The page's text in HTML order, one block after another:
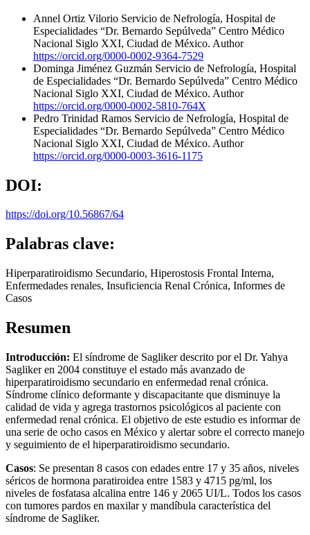
Annel Ortiz Vilorio Servicio de Nefrología, Hospital de
Especialidades “Dr. Bernardo Sepúlveda” Centro Médico
Nacional Siglo XXI, Ciudad de México. Author
https://orcid.org/0000-0002-9364-7529
Dominga Jiménez Guzmán Servicio de Nefrología, Hospital
de Especialidades “Dr. Bernardo Sepúlveda” Centro Médico
Nacional Siglo XXI, Ciudad de México. Author
https://orcid.org/0000-0002-5810-764X
Pedro Trinidad Ramos Servicio de Nefrología, Hospital de
Especialidades “Dr. Bernardo Sepúlveda” Centro Médico
Nacional Siglo XXI, Ciudad de México. Author
https://orcid.org/0000-0003-3616-1175
DOI:
https://doi.org/10.56867/64
Palabras clave:
Hiperparatiroidismo Secundario, Hiperostosis Frontal Interna,
Enfermedades renales, Insuficiencia Renal Crónica, Informes de
Casos
Resumen
Introducción: El síndrome de Sagliker descrito por el Dr. Yahya
Sagliker en 2004 constituye el estado más avanzado de
hiperparatiroidismo secundario en enfermedad renal crónica.
Síndrome clínico deformante y discapacitante que disminuye la
calidad de vida y agrega trastornos psicológicos al paciente con
enfermedad renal crónica. El objetivo de este estudio es informar de
una serie de ocho casos en México y alertar sobre el correcto manejo
y seguimiento de el hiperparatiroidismo secundario.
Casos: Se presentan 8 casos con edades entre 17 y 35 años, niveles
séricos de hormona paratiroidea entre 1583 y 4715 pg/ml, los
niveles de fosfatasa alcalina entre 146 y 2065 UI/L. Todos los casos
con tumores pardos en maxilar y mandíbula característica del
síndrome de Sagliker.